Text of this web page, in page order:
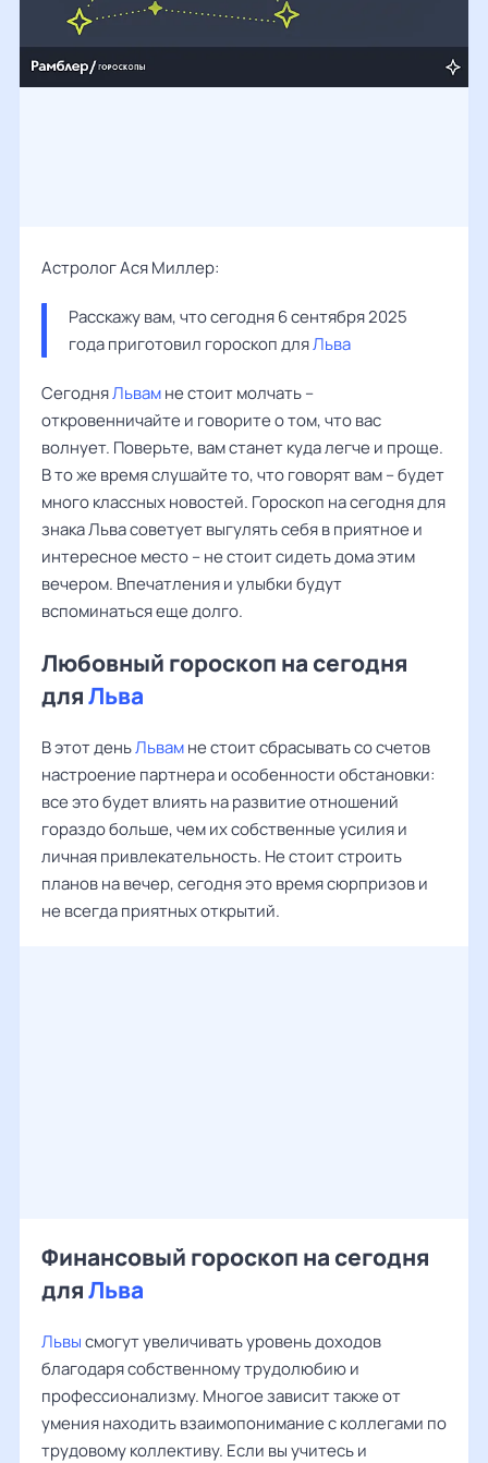
Астролог Ася Миллер:
Расскажу вам, что сегодня 6 сентября 2025
года приготовил гороскоп для Льва
СегодняЛьвамне стоит молчать –
откровенничайте и говорите о том, что вас
волнует. Поверьте, вам станет куда легче и проще.
В то же время слушайте то, что говорят вам – будет
много классных новостей. Гороскоп на сегодня для
знака Льва советует выгулять себя в приятное и
интересное место – не стоит сидеть дома этим
вечером. Впечатления и улыбки будут
вспоминаться еще долго.
Любовный гороскоп на сегодня
дляЛьва
В этот деньЛьвамне стоит сбрасывать со счетов
настроение партнера и особенности обстановки:
все это будет влиять на развитие отношений
гораздо больше, чем их собственные усилия и
личная привлекательность. Не стоит строить
планов на вечер, сегодня это время сюрпризов и
не всегда приятных открытий.
Финансовый гороскоп на сегодня
дляЛьва
Львысмогут увеличивать уровень доходов
благодаря собственному трудолюбию и
профессионализму. Многое зависит также от
умения находить взаимопонимание с коллегами по
трудовому коллективу. Если вы учитесь и